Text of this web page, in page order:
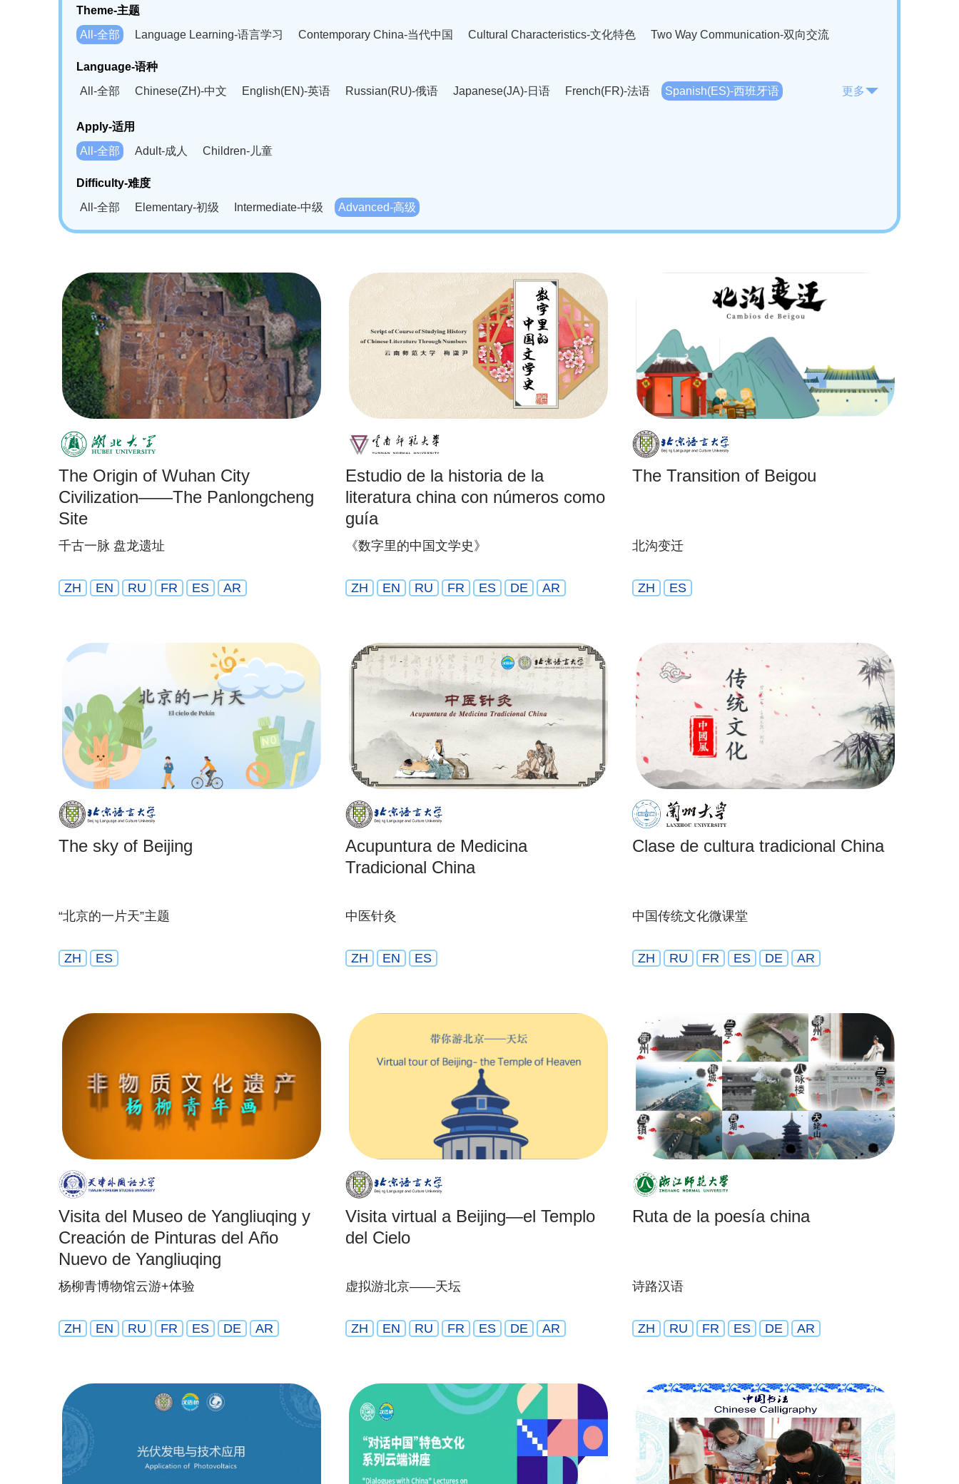
Theme-主题
All-全部
Language Learning-语言学习 Contemporary China-当代中国 Cultural Characteristics-文化特色 Two Way Communication-双向交流
Language-语种
All-全部
Chinese(ZH)-中文 English(EN)-英语 Russian(RU)-俄语 Japanese(JA)-日语 French(FR)-法语
Spanish(ES)-西班牙语
Bahasa Melayu(MS)-马来语
Swahili(SW)-斯瓦西里语
Kampuchea(KH)-柬埔寨语
更多
Apply-适用
All-全部
Adult-成人 Children-儿童
Difficulty-难度
All-全部
Elementary-初级 Intermediate-中级 Advanced-高级
The Origin of Wuhan City
Civilization——The Panlongcheng
Site
千古一脉 盘龙遗址
ZH EN RU FR ES AR
Estudio de la historia de la
literatura china con números como
guía
《数字里的中国文学史》
ZH EN RU FR ES DE AR
The Transition of Beigou
北沟变迁
ZH ES
The sky of Beijing
“北京的一片天”主题
ZH ES
Acupuntura de Medicina
Tradicional China
中医针灸
ZH EN ES
Clase de cultura tradicional China
中国传统文化微课堂
ZH RU FR ES DE AR
Visita del Museo de Yangliuqing y
Creación de Pinturas del Año
Nuevo de Yangliuqing
杨柳青博物馆云游+体验
ZH EN RU FR ES DE AR
Visita virtual a Beijing—el Templo
del Cielo
虚拟游北京——天坛
ZH EN RU FR ES DE AR
Ruta de la poesía china
诗路汉语
ZH RU FR ES DE AR